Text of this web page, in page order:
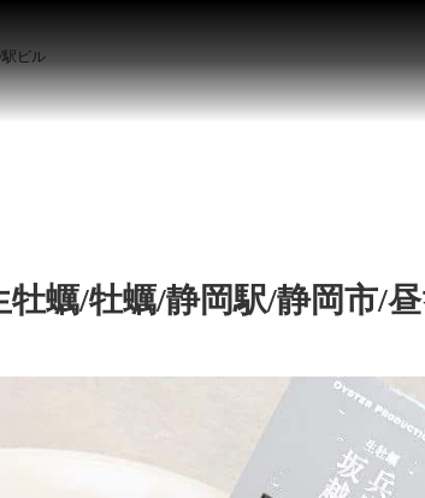
駅ビル
牡蠣/牡蠣/静岡駅/静岡市/